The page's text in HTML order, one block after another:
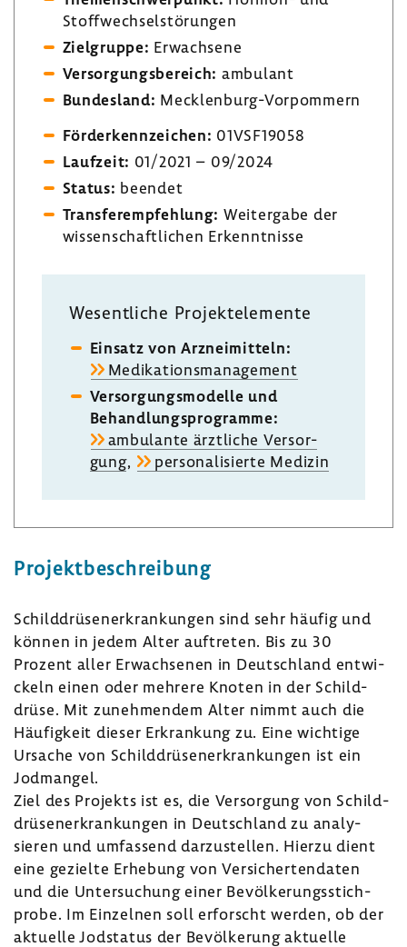
Stoff­wech­sel­stö­rungen
Ziel­gruppe: Erwach­sene
Versor­gungs­be­reich: ambu­lant
Bundes­land: Mecklenburg-​Vorpommern
Förder­kenn­zei­chen: 01VSF19058
Lauf­zeit: 01/2021 – 09/2024
Status: beendet
Trans­fer­emp­feh­lung: Weiter­gabe der
wissen­schaft­li­chen Erkennt­nisse
Wesent­liche Projekt­ele­mente
Einsatz von Arznei­mit­teln:
Medi­ka­ti­ons­ma­nage­ment
Versor­gungs­mo­delle und
Behand­lungs­pro­gramme:
ambu­lante ärzt­liche Versor­
gung, perso­na­li­sierte Medizin
Projekt­be­schrei­bung
Schild­drü­sen­er­kran­kungen sind sehr häufig und
können in jedem Alter auftreten. Bis zu 30
Prozent aller Erwach­senen in Deutsch­land entwi­
ckeln einen oder mehrere Knoten in der Schild­
drüse. Mit zuneh­mendem Alter nimmt auch die
Häufig­keit dieser Erkran­kung zu. Eine wich­tige
Ursache von Schild­drü­sen­er­kran­kungen ist ein
Jodmangel.
Ziel des Projekts ist es, die Versor­gung von Schild­
drü­sen­er­kran­kungen in Deutsch­land zu analy­
sieren und umfas­send darzu­stellen. Hierzu dient
eine gezielte Erhe­bung von Versi­cher­ten­daten
und die Unter­su­chung einer Bevöl­ke­rungs­stich­
probe. Im Einzelnen soll erforscht werden, ob der
aktu­elle Jodstatus der Bevöl­ke­rung aktu­elle